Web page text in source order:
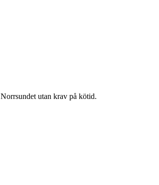
Norrsundet utan krav på kötid.